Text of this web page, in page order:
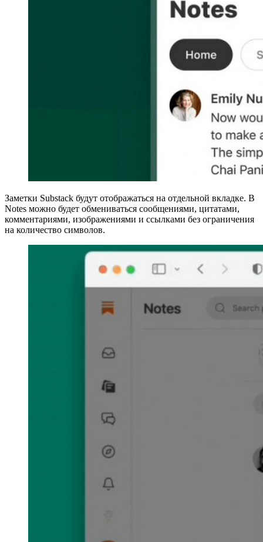
Заметки Substack будут отображаться на отдельной вкладке. В
Notes можно будет обмениваться сообщениями, цитатами,
комментариями, изображениями и ссылками без ограничения
на количество символов.